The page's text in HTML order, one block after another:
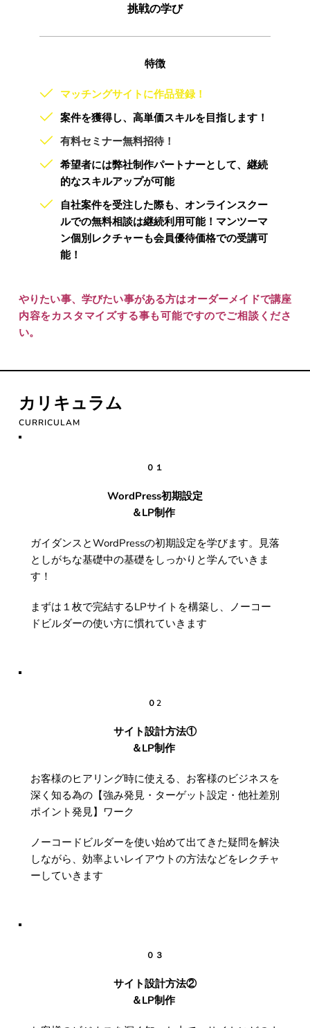
挑戦の学び
特徴
マッチングサイトに作品登録！
案件を獲得し、高単価スキルを目指します！
有料セミナー無料招待！
希望者には弊社制作パートナーとして、継続
的なスキルアップが可能
自社案件を受注した際も、オンラインスクー
ルでの無料相談は継続利用可能！マンツーマ
ン個別レクチャーも会員優待価格での受講可
能！
やりたい事、学びたい事がある方はオーダーメイドで講座
内容をカスタマイズする事も可能ですのでご相談くださ
い。
カリキュラム
CURRICULAM
０１
WordPress初期設定
＆LP制作
ガイダンスとWordPressの初期設定を学びます。見落
としがちな基礎中の基礎をしっかりと学んでいきま
す！
まずは１枚で完結するLPサイトを構築し、ノーコー
ドビルダーの使い方に慣れていきます
０2
サイト設計方法①
＆LP制作
お客様のヒアリング時に使える、お客様のビジネスを
深く知る為の【強み発見・ターゲット設定・他社差別
ポイント発見】ワーク
ノーコードビルダーを使い始めて出てきた疑問を解決
しながら、効率よいレイアウトの方法などをレクチャ
ーしていきます
０３
サイト設計方法②
＆LP制作